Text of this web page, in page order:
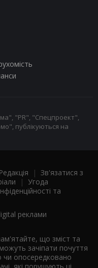
"PR", "Спецпроект",
публікуються на
Редакція | Зв'язатися з
| Угода
та
реклами
що зміст та
зачіпати почуття
опосередковано